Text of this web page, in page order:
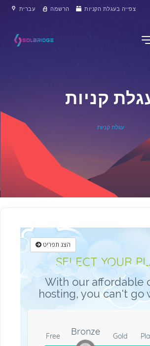
עברית הרשמה צפייה בעגלת הקניות
קניות
עגלת קניות
הצג תפריט
SELECT YOUR
With our affordable
hosting, you can't go
Bronze
Free Bronze Gold